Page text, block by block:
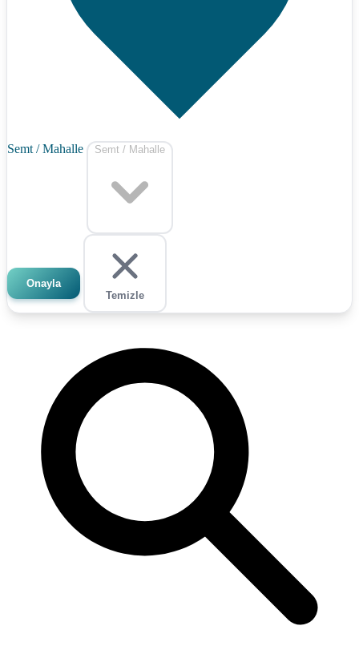
Semt / Mahalle Semt / Mahalle
Onayla
Temizle